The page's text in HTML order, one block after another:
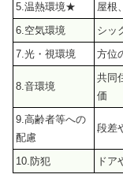
5.温熱環境★
屋根
6.空気環境
シッ
7.光・視環境
方位
8.音環境
共同
価
9.高齢者等への
配慮
段差
10.防犯 ドア